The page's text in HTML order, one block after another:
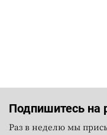
Подпишитесь на
Раз в неделю мы